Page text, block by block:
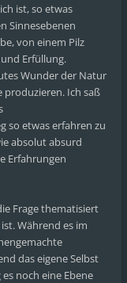
ist, so etwas
Sinnesebenen
von einem Pilz
Erfüllung.
Wunder der Natur
produzieren. Ich saß
so etwas erfahren zu
absolut absurd
Erfahrungen
Frage thematisiert
Während es im
das eigene Selbst
noch eine Ebene